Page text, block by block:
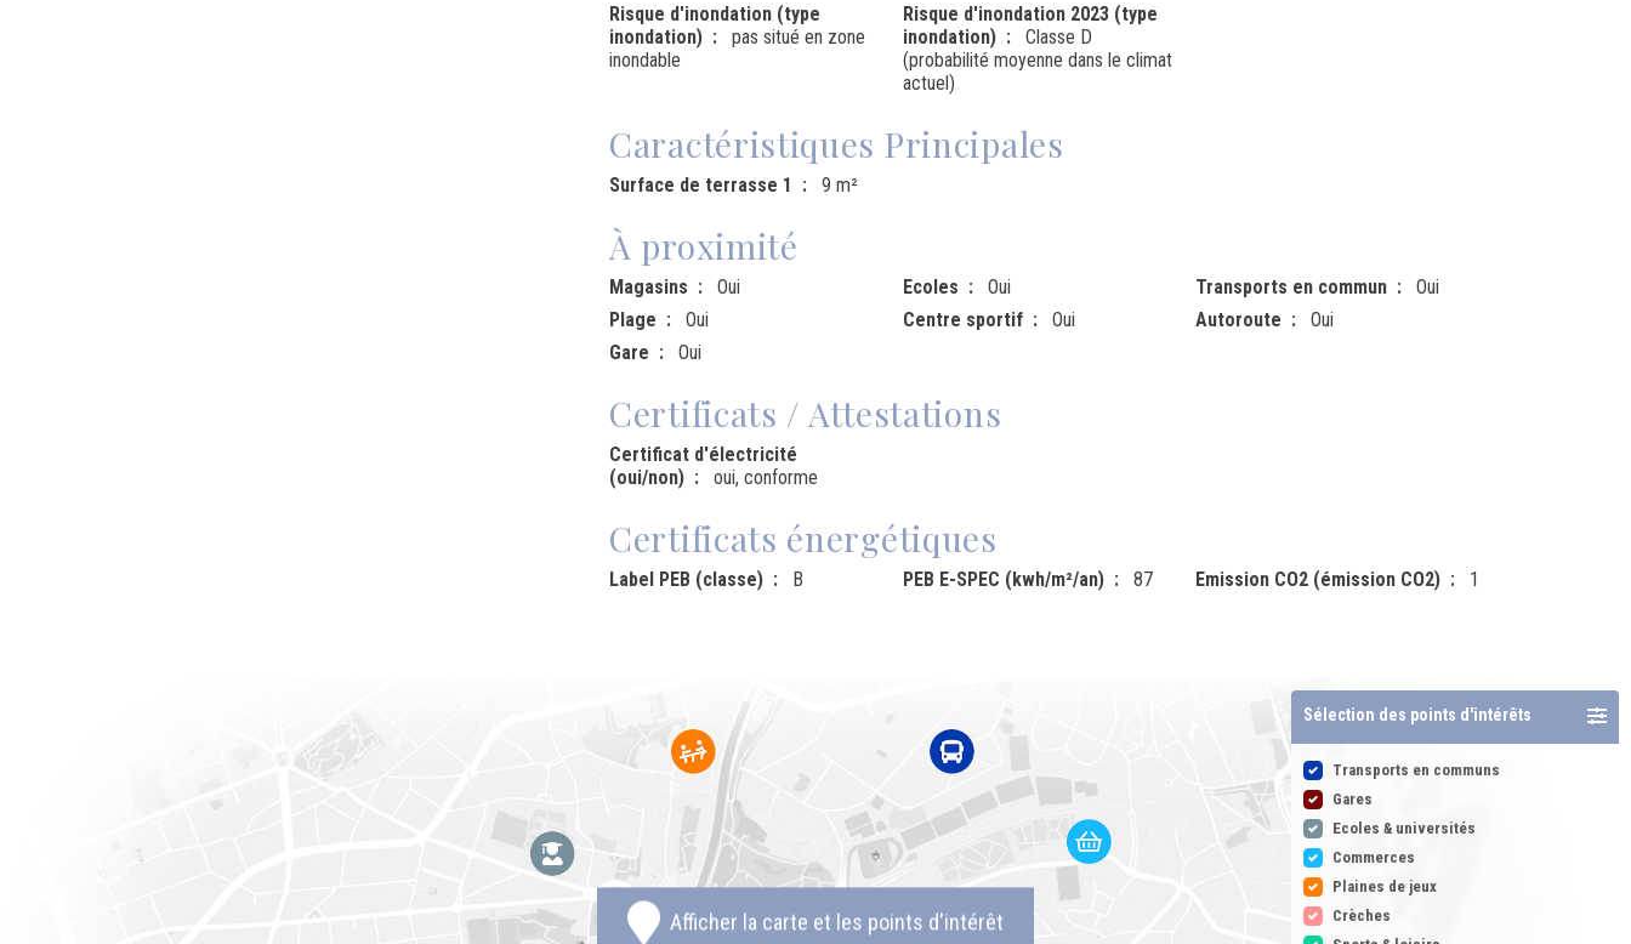
Risque d'inondation (type
inondation)
pas situé en zone
inondable
Risque d'inondation 2023 (type
inondation)
Classe D
(probabilité moyenne dans le climat
actuel)
Caractéristiques Principales
Surface de terrasse 1 9 m²
À proximité
Magasins Oui Ecoles Oui Transports en commun
Oui
Plage
Oui Centre sportif Oui Autoroute
Oui
Gare
Oui
Certificats / Attestations
Certificat d'électricité
(oui/non)
oui, conforme
Certificats énergétiques
Label PEB (classe) B PEB E-SPEC (kwh/m²/an) 87 Emission CO2 (émission CO2) 1
Sélection des points d'intérêts
Transports en communs
Gares
Ecoles & universités
Commerces
Plaines de jeux
Crèches
Afficher la carte et les points d'intérêt